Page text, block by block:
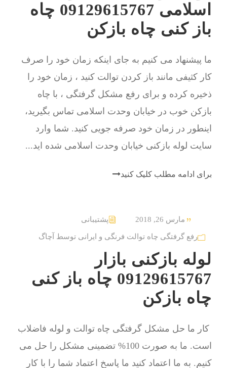
اسلامی 09129615767 چاه
باز کنی چاه بازکن
ما پیشنهاد می کنیم به جای اینکه زمان خود را صرف
کار کثیفی مانند باز کردن توالت کنید ، زمان خود را
ذخیره کرده و برای رفع مشکل گرفتگی ، با چاه
بازکن خوب در خیابان وحدت اسلامی تماس بگیرید،
اینطور در زمان خود صرفه جویی کنید. شما وارد
سایت لوله بازکنی خیابان وحدت اسلامی شده اید...
برای ادامه مطلب کلیک کنید
مارس 26, 2018 پشتیبانی
رفع گرفتگی چاه توالت فرنگی و ایرانی توسط آچاگ
لوله بازکنی بازار
09129615767 چاه باز کنی
چاه بازکن
کار ما حل مشکل گرفتگی چاه توالت و لوله فاضلاب
است. ما به صورت 100% تضمینی مشکل را حل می
کنیم. به ما اعتماد کنید ما پاسخ اعتماد شما را با کار